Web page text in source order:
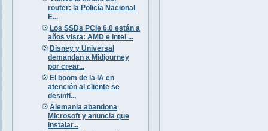
router: la Policía Nacional
E...
Los SSDs PCIe 6.0 están a
años vista: AMD e Intel ...
Disney y Universal
demandan a Midjourney
por crear...
El boom de la IA en
atención al cliente se
desinfl...
Alemania abandona
Microsoft y anuncia que
instalar...